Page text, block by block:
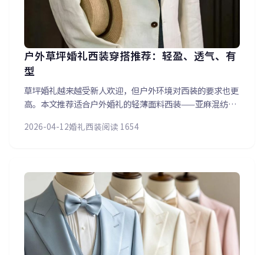
户外草坪婚礼西装穿搭推荐：轻盈、透气、有
型
草坪婚礼越来越受新人欢迎，但户外环境对西装的要求也更
高。本文推荐适合户外婚礼的轻薄面料西装——亚麻混纺、
议：浅蓝+米白裤、浅灰三件套、卡其色西装等搭配方案，
2026-04-12婚礼西装阅读 1654